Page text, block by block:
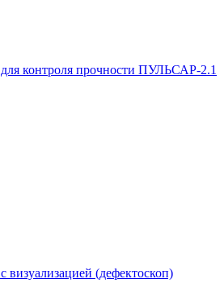
для контроля прочности ПУЛЬСАР-2.1
визуализацией (дефектоскоп)